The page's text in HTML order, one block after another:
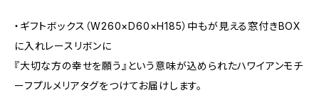
・ギフトボックス（W260×D60×H185）中もが見える窓付きBOX
に入れレースリボンに
『大切な方の幸せを願う』という意味が込められたハワイアンモチ
ーフプルメリアタグをつけてお届けします。